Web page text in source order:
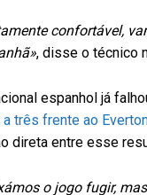
confortável,
, disse o técnico
espanhol já
três frente ao
direta entre esse
o jogo fugir,